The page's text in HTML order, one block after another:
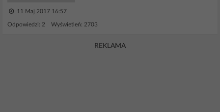
11 Maj 2017 16:57
Odpowiedzi: 2 Wyświetleń: 2703
REKLAMA